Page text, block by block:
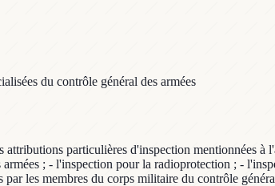
du contrôle général des armées
Il exerce au profit de l'ensemble du personnel civil et militaire du ministère de la défense les attributions dévolues au médecin inspecteur du travail prévues aux articles L. 8123-1, L. 8123-2 et L. 8123-3 du code du travail, sous réserve d'autres dispositions particulières. L'inspecteur de la médecine de prévention dans les armées établit chaque année un rapport de synthèse, qui est transmis au ministre de la défense par le chef du contrôle général des armées, qui l'accompagne de son avis, avec copie au directeur central du service de santé des armées. L'organisation et les modalités de fonctionnement de l'inspection médicale de prévention du ministère de la défense sont fixées par l'arrêté du 12 juin 2015 susvisé. Article 6 Les missions de contrôle de l'application de la réglementation relative à la prévention et à la protection contre l'incendie qui incombent au contrôle général des armées sont effectuées par un agent qualifié, issu des sapeurs-pompiers ou marins pompiers, chargé des fonctions d'inspecteur technique de la protection contre l'incendie. Il assure à ce titre le contrôle de l'application des mesures réglementaires de prévention contre l'incendie adoptées pour la construction et l'exploitation des infrastructures ainsi que le contrôle de l'efficacité des dispositifs mis en place. Il exerce ses attributions au profit de l'ensemble des états-majors, directions et services du ministère de la défense. Il contribue à la sauvegarde des personnes et à la préservation des biens. Les missions et les moyens d'action de l'inspecteur technique de la protection contre l'incendie font l'objet d'un arrêté particulier. Les missions d'inspections ou d'enquêtes de l'inspecteur technique de protection contre l'incendie donnent lieu à l'établissement de rapports qui sont adressés aux autorités qui ont à en connaître. L'inspecteur technique de la protection contre l'incendie rédige un rapport annuel d'activité. Article 7 Dans le cadre de leurs missions, les inspecteurs et adjoints aux inspecteurs du travail dans les armées et les inspecteurs de la radioprotection appliquent les mêmes principes déontologiques que les inspecteurs du régime général : - impartialité ; - indépendance hiérarchique vis-à-vis des organismes ou établissements contrôlés ; - libre décision sur les moyens d'action lors de leurs interventions ; - dans la